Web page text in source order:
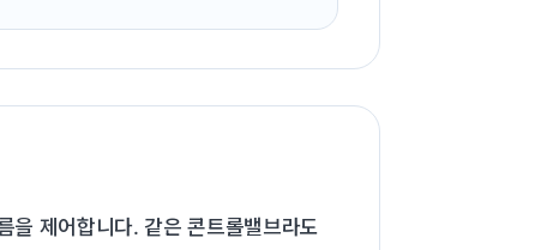
제어합니다. 같은 콘트롤밸브라도